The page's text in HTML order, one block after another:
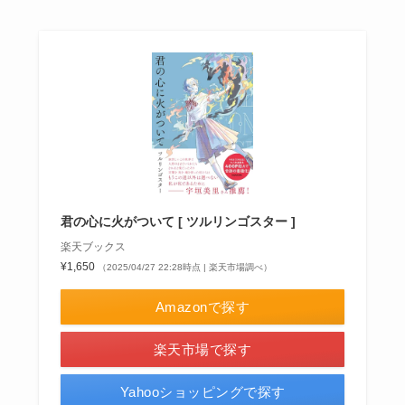
君の心に火がついて [ ツルリンゴスター ]
楽天ブックス
¥1,650
（2025/04/27 22:28時点 | 楽天市場調べ）
Amazonで探す
楽天市場で探す
Yahooショッピングで探す